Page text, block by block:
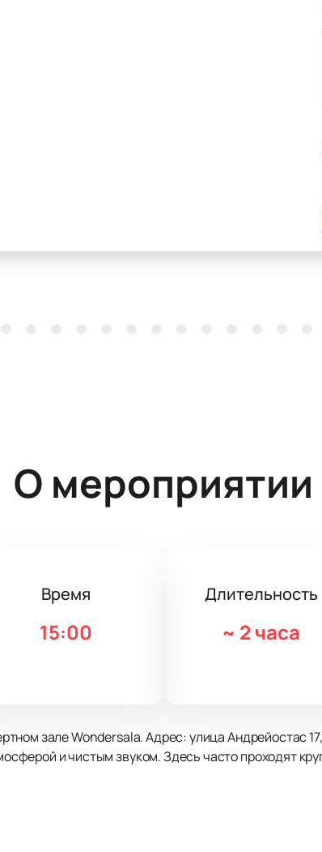
О мероприятии
Время
15:00
Длительность
~ 2 часа
зале Wondersala. Адрес: улица Андрейостас
и чистым звуком. Здесь часто проходят
треки и популярные композиции разных лет.